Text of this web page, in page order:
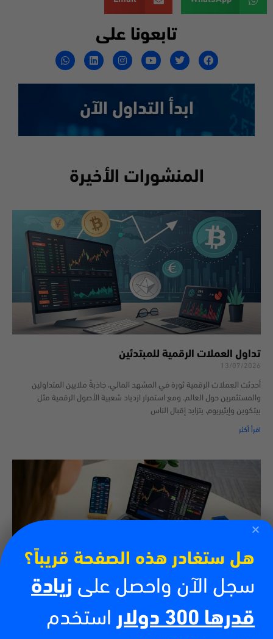
تابعونا على
ابدأ التداول الآن
المنشورات الأخيرة
تداول العملات الرقمية للمبتدئين
13/07/2026
أحدثت العملات الرقمية ثورة في المشهد المالي، جاذبةً ملايين المتداولين
والمستثمرين حول العالم. ومع استمرار ازدياد شعبية الأصول الرقمية مثل
بيتكوين وإيثيريوم، يتزايد إقبال الناس
اقرأ أكثر
13/07/2026
هل ستغادر هذه الصفحة قريباً؟
سجل الآن واحصل على زيادة
قدرها 300 دولار
استخدم